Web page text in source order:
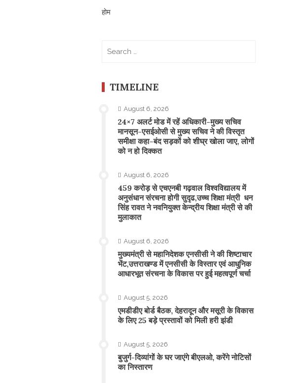
होम
TIMELINE
August 6, 2026
24×7 अलर्ट मोड में रहें अधिकारी-मुख्य सचिव
मानसून-एसईओसी से मुख्य सचिव ने की विस्तृत
समीक्षा कहा-बंद सड़कों को शीघ्र खोला जाए, लोगों
को न हो दिक्कत
August 6, 2026
459 करोड़ से एचएनबी गढ़वाल विश्वविद्यालय में
अनुसंधान संरचना होगी सुदृढ,उच्च शिक्षा मंत्री धन
सिंह रावत ने नवनियुक्त केन्द्रीय शिक्षा मंत्री से की
मुलाकात
August 6, 2026
मुख्यमंत्री से महानिदेशक एनसीसी ने की शिष्टाचार
भेंट,उत्तराखण्ड में एनसीसी के विस्तार एवं आधुनिक
आधारभूत संरचना के विकास पर हुई महत्वपूर्ण चर्चा
August 5, 2026
एमडीडीए बोर्ड बैठक, देहरादून और मसूरी के विकास
के लिए 25 बड़े प्रस्तावों को मिली हरी झंडी
August 5, 2026
बुजुर्ग-दिव्यांगों के घर जाएंगे बीएलओ, करेंगे नोटिसों
का निस्तारण